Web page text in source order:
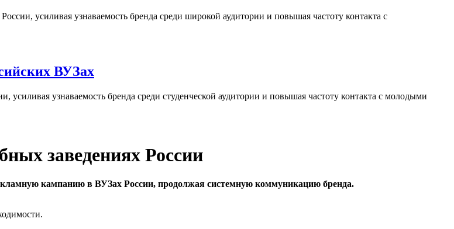
усиливая узнаваемость бренда среди широкой аудитории и повышая частоту контакта с
ВУЗах
узнаваемость бренда среди студенческой аудитории и повышая частоту контакта с молодыми
заведениях России
кампанию в ВУЗах России, продолжая системную коммуникацию бренда.